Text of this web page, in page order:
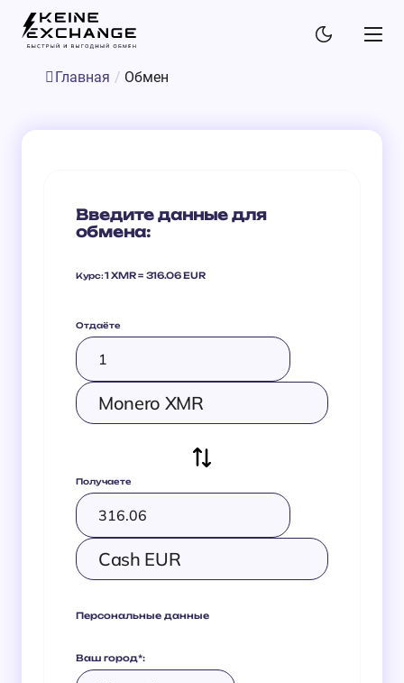
Главная / Обмен
Введите данные для
обмена:
Курс:1 XMR = 316.06 EUR
Отдаёте
Получаете
Персональные данные
Ваш город*: